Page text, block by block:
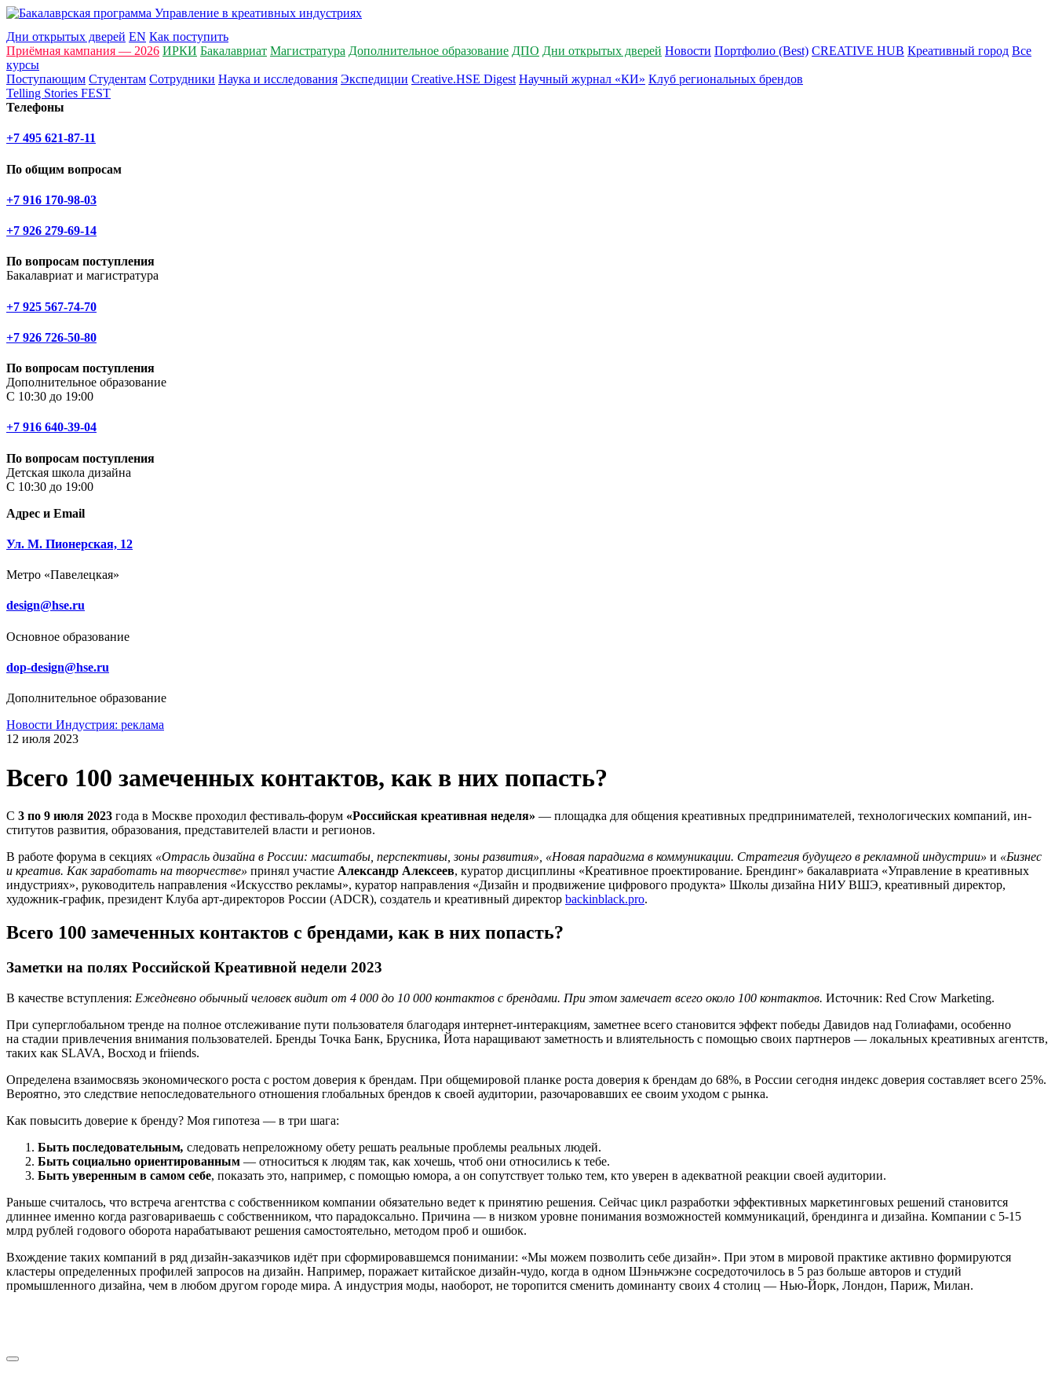
Дни открытых дверей EN Как поступить
Приёмная кампания — 2026 ИРКИ Бакалавриат Магистратура Дополнительное образование ДПО Дни открытых дверей Новости Портфолио (Best) CREATIVE HUB Креативный город Все
курсы
Поступающим Студентам Сотрудники Наука и исследования Экспедиции Creative.HSE Digest Научный журнал «КИ» Клуб региональных брендов
Telling Stories FEST
Телефоны
+7 495 621-87-11
По общим вопросам
+7 916 170-98-03
+7 926 279-69-14
По вопросам поступления
Бакалавриат и магистратура
+7 925 567-74-70
+7 926 726-50-80
По вопросам поступления
Дополнительное образование
С 10:30 до 19:00
+7 916 640-39-04
По вопросам поступления
Детская школа дизайна
С 10:30 до 19:00
Адрес и Email
Ул. М. Пионерская, 12
Метро «Павелецкая»
design@hse.ru
Основное образование
dop-design@hse.ru
Дополнительное образование
Новости Индустрия: реклама
12 июля 2023
Всего 100 замеченных контактов, как в них попасть?
С 3 по 9 июля 2023 года в Москве проходил фес­ти­валь-фо­рум «Рос­сий­ская кре­атив­ная не­деля» — пло­щад­ка для об­ще­ния кре­атив­ных пред­при­нима­телей, тех­но­логи­чес­ких ком­па­ний, ин­
сти­тутов раз­ви­тия, об­ра­зова­ния, пред­ста­вите­лей влас­ти и ре­ги­онов.
В работе форума в секциях «Отрасль дизайна в России: масштабы, перспективы, зоны развития», «Новая парадигма в коммуникации. Стратегия будущего в рекламной индустрии» и «Бизнес
и креатив. Как заработать на творчестве» принял участие Александр Алексеев, куратор дисциплины «Креативное проектирование. Брендинг» бакалавриата «Управление в креативных
индустриях», руководитель направления «Искусство рекламы», куратор направления «Дизайн и продвижение цифрового продукта» Школы дизайна НИУ ВШЭ, креативный директор,
художник-график, президент Клуба арт-директоров России (ADCR), создатель и креативный директор backinblack.pro.
Всего 100 замеченных контактов с брендами, как в них попасть?
Заметки на полях Российской Креативной недели 2023
В качестве вступления: Ежедневно обычный человек видит от 4 000 до 10 000 контактов с брендами. При этом замечает всего около 100 контактов. Источник: Red Crow Marketing.
При суперглобальном тренде на полное отслеживание пути пользователя благодаря интернет-интеракциям, заметнее всего становится эффект победы Давидов над Голиафами, особенно
на стадии привлечения внимания пользователей. Бренды Точка Банк, Брусника, Йота наращивают заметность и влиятельность с помощью своих партнеров — локальных креативных агентств,
таких как SLAVA, Восход и friiends.
Определена взаимосвязь экономического роста с ростом доверия к брендам. При общемировой планке роста доверия к брендам до 68%, в России сегодня индекс доверия составляет всего 25%.
Вероятно, это следствие непоследовательного отношения глобальных брендов к своей аудитории, разочаровавших ее своим уходом с рынка.
Как повысить доверие к бренду? Моя гипотеза — в три шага:
Быть последовательным, следовать непреложному обету решать реальные проблемы реальных людей.
Быть социально ориентированным — относиться к людям так, как хочешь, чтоб они относились к тебе.
Быть уверенным в самом себе, показать это, например, с помощью юмора, а он сопутствует только тем, кто уверен в адекватной реакции своей аудитории.
Раньше считалось, что встреча агентства с собственником компании обязательно ведет к принятию решения. Сейчас цикл разработки эффективных маркетинговых решений становится
длиннее именно когда разговариваешь с собственником, что парадоксально. Причина — в низком уровне понимания возможностей коммуникаций, брендинга и дизайна. Компании с 5-15
млрд рублей годового оборота нарабатывают решения самостоятельно, методом проб и ошибок.
Вхождение таких компаний в ряд дизайн-заказчиков идёт при сформировавшемся понимании: «Мы можем позволить себе дизайн». При этом в мировой практике активно формируются
кластеры определенных профилей запросов на дизайн. Например, поражает китайское дизайн-чудо, когда в одном Шэньчжэне сосредоточилось в 5 раз больше авторов и студий
промышленного дизайна, чем в любом другом городе мира. А индустрия моды, наоборот, не торопится сменить доминанту своих 4 столиц — Нью-Йорк, Лондон, Париж, Милан.